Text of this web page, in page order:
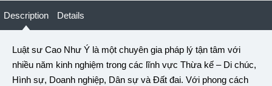
Description Details
Luật sư Cao Như Ý là một chuyên gia pháp lý tận tâm với
nhiều năm kinh nghiệm trong các lĩnh vực Thừa kế – Di chúc,
Hình sự, Doanh nghiệp, Dân sự và Đất đai. Với phong cách